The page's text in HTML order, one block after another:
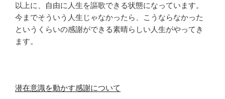
以上に、自由に人生を謳歌できる状態になっています。
今までそういう人生じゃなかったら、こうならなかった
というくらいの感謝ができる素晴らしい人生がやってき
ます。
潜在意識を動かす感謝について